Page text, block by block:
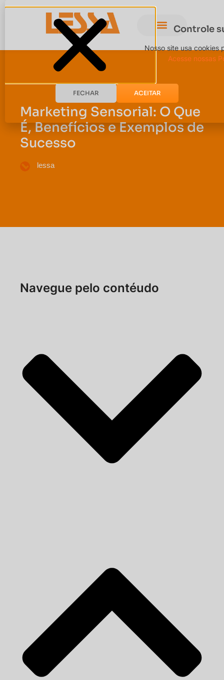
Marketing Sensorial: O Que
É, Benefícios e Exemplos de
Sucesso
lessa
Navegue pelo contéudo
Controle
Nosso site usa cookies
Acesse nossas
FECHAR ACEITAR